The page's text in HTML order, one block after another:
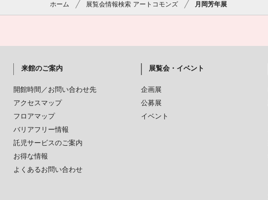
ホーム 展覧会情報検索 アートコモンズ 月岡芳年展
来館のご案内
開館時間／お問い合わせ先
アクセスマップ
フロアマップ
バリアフリー情報
託児サービスのご案内
お得な情報
よくあるお問い合わせ
展覧会・イベント
企画展
公募展
イベント